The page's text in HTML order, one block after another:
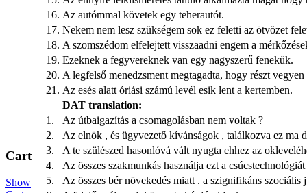
Cart
Show
16. Az autómmal követek egy teherautót.
17. Nekem nem lesz szükségem sok ez feletti az ötvözet
18. A szomszédom elfelejtett visszaadni engem a
19. Ezeknek a fegyvereknek van egy nagyszerű fenekük.
20. A legfelső menedzsment megtagadta, hogy részt
21. Az esés alatt óriási számú levél esik lent a kertemben.
DAT translation:
1.
Az útbaigazítás a csomagolásban nem voltak ?
2.
Az elnök , és ügyvezető kívánságok , találkozva ez ma
3.
A te szülészed hasonlóvá vált nyugta ehhez az
4.
Az összes szakmunkás használja ezt a csúcstechnológiát
5.
Az összes bér növekedés miatt . a szignifikáns